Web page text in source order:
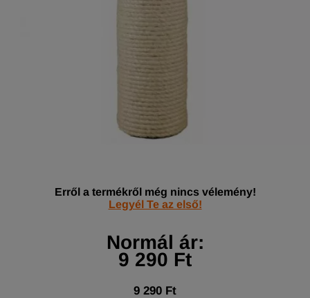
Erről a termékről még nincs vélemény!
Legyél Te az első!
Normál ár:
9 290 Ft
9 290 Ft